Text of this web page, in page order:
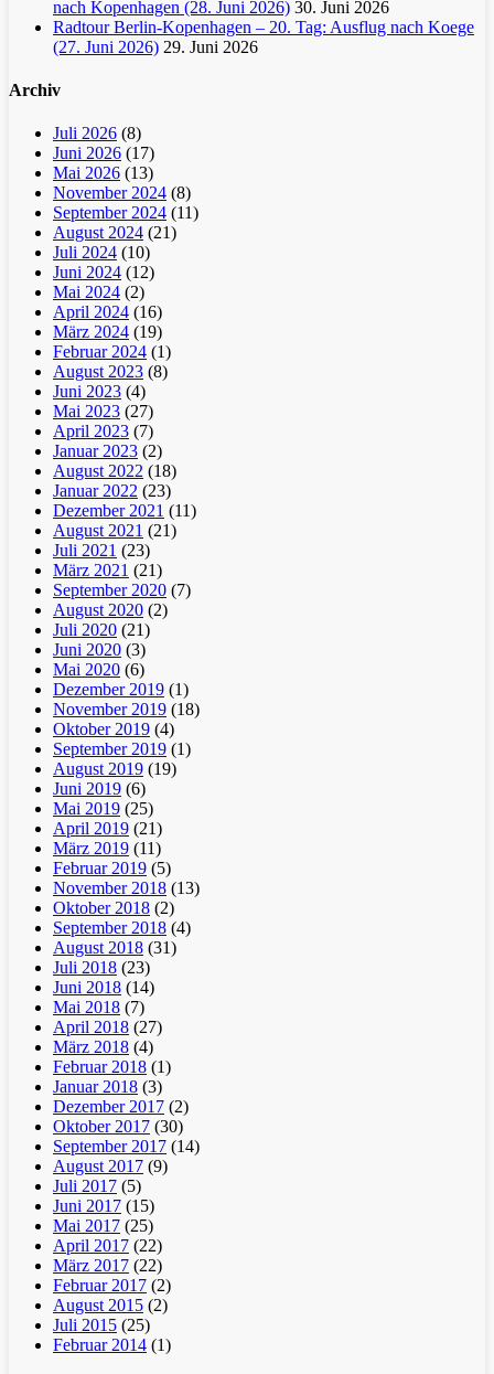
nach Kopenhagen (28. Juni 2026) 30. Juni 2026
Radtour Berlin-Kopenhagen – 20. Tag: Ausflug nach Koege
(27. Juni 2026) 29. Juni 2026
Archiv
Juli 2026 (8)
Juni 2026 (17)
Mai 2026 (13)
November 2024 (8)
September 2024 (11)
August 2024 (21)
Juli 2024 (10)
Juni 2024 (12)
Mai 2024 (2)
April 2024 (16)
März 2024 (19)
Februar 2024 (1)
August 2023 (8)
Juni 2023 (4)
Mai 2023 (27)
April 2023 (7)
Januar 2023 (2)
August 2022 (18)
Januar 2022 (23)
Dezember 2021 (11)
August 2021 (21)
Juli 2021 (23)
März 2021 (21)
September 2020 (7)
August 2020 (2)
Juli 2020 (21)
Juni 2020 (3)
Mai 2020 (6)
Dezember 2019 (1)
November 2019 (18)
Oktober 2019 (4)
September 2019 (1)
August 2019 (19)
Juni 2019 (6)
Mai 2019 (25)
April 2019 (21)
März 2019 (11)
Februar 2019 (5)
November 2018 (13)
Oktober 2018 (2)
September 2018 (4)
August 2018 (31)
Juli 2018 (23)
Juni 2018 (14)
Mai 2018 (7)
April 2018 (27)
März 2018 (4)
Februar 2018 (1)
Januar 2018 (3)
Dezember 2017 (2)
Oktober 2017 (30)
September 2017 (14)
August 2017 (9)
Juli 2017 (5)
Juni 2017 (15)
Mai 2017 (25)
April 2017 (22)
März 2017 (22)
Februar 2017 (2)
August 2015 (2)
Juli 2015 (25)
Februar 2014 (1)